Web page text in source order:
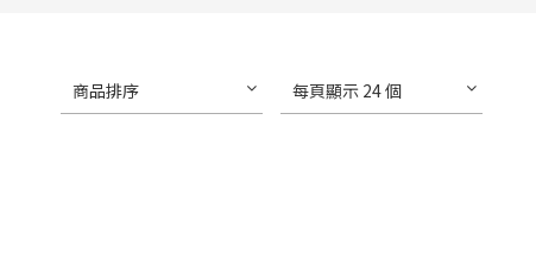
商品排序 每頁顯示 24 個